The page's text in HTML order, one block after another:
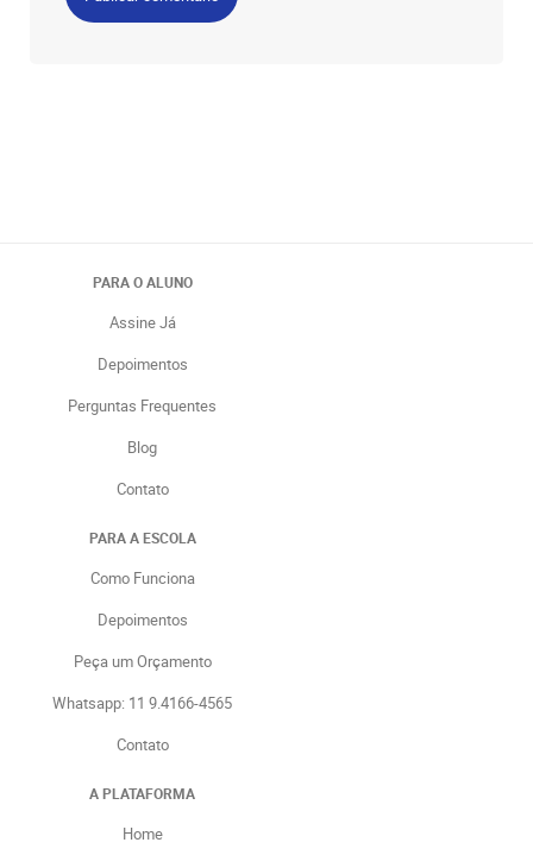
PARA O ALUNO
Assine Já
Depoimentos
Perguntas Frequentes
Blog
Contato
PARA A ESCOLA
Como Funciona
Depoimentos
Peça um Orçamento
Whatsapp: 11 9.4166-4565
Contato
A PLATAFORMA
Home